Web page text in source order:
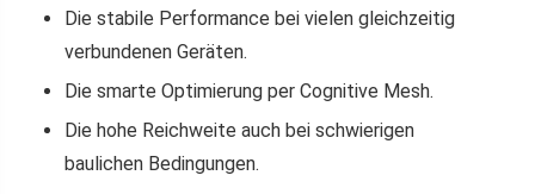
Die stabile Performance bei vielen gleichzeitig
verbundenen Geräten.
Die smarte Optimierung per Cognitive Mesh.
Die hohe Reichweite auch bei schwierigen
baulichen Bedingungen.